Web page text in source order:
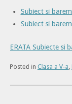
Subiect si
Subiect si
ERATA Subiecte si
Posted in Clasa a V-a